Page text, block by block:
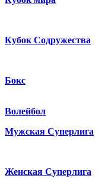
Кубок Содружества
Бокс
Волейбол
Мужская Суперлига
Женская Суперлига